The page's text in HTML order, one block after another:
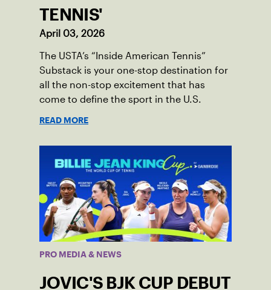
TENNIS'
April 03, 2026
The USTA’s “Inside American Tennis”
Substack is your one-stop destination for
all the non-stop excitement that has
come to define the sport in the U.S.
READ MORE
PRO MEDIA & NEWS
JOVIC'S BJK CUP DEBUT